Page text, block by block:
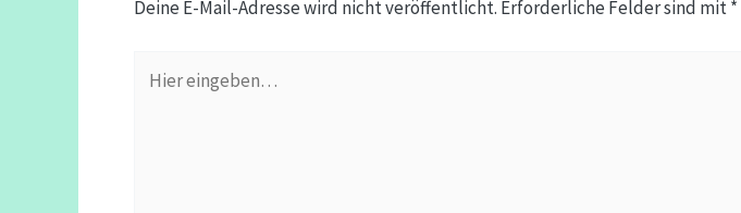
Deine E-Mail-Adresse wird nicht veröffentlicht. Erforderliche Felder sind mit*
eingeben…